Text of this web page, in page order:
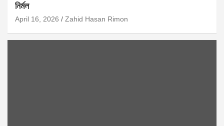
নির্মল
April 16, 2026 Zahid Hasan Rimon